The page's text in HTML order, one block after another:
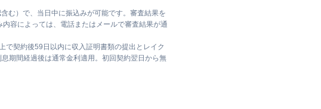
む）で、当日中に振込みが可能です。審査結果を
容によっては、電話またはメールで審査結果が通
で契約後59日以内に収入証明書類の提出とレイク
期間経過後は通常金利適用。初回契約翌日から無